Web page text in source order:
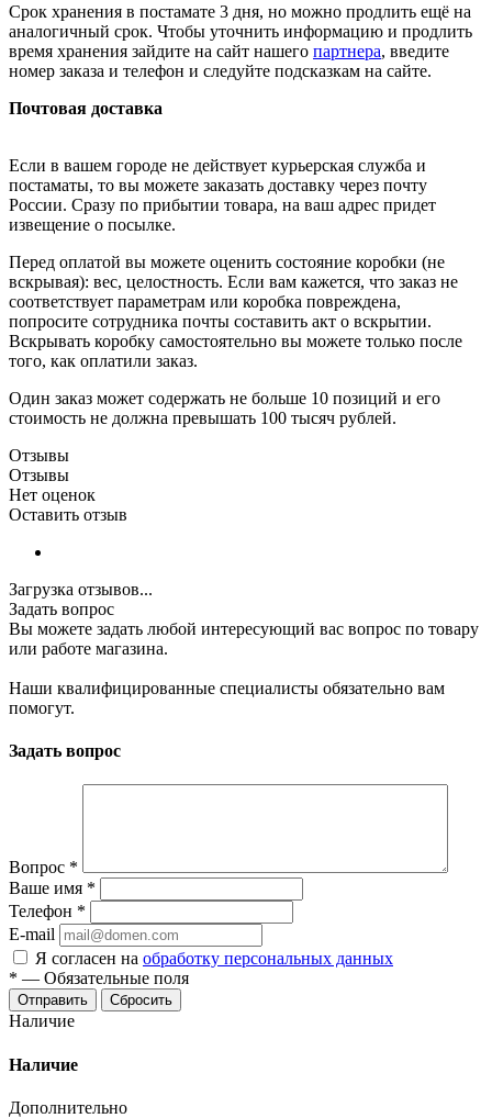
Срок хранения в постамате 3 дня, но можно продлить ещё на
аналогичный срок. Чтобы уточнить информацию и продлить
время хранения зайдите на сайт нашего партнера, введите
номер заказа и телефон и следуйте подсказкам на сайте.
Почтовая доставка
Если в вашем городе не действует курьерская служба и
постаматы, то вы можете заказать доставку через почту
России. Сразу по прибытии товара, на ваш адрес придет
извещение о посылке.
Перед оплатой вы можете оценить состояние коробки (не
вскрывая): вес, целостность. Если вам кажется, что заказ не
соответствует параметрам или коробка повреждена,
попросите сотрудника почты составить акт о вскрытии.
Вскрывать коробку самостоятельно вы можете только после
того, как оплатили заказ.
Один заказ может содержать не больше 10 позиций и его
стоимость не должна превышать 100 тысяч рублей.
Отзывы
Отзывы
Нет оценок
Оставить отзыв
Загрузка отзывов...
Задать вопрос
Вы можете задать любой интересующий вас вопрос по товару
или работе магазина.
Наши квалифицированные специалисты обязательно вам
помогут.
Задать вопрос
Вопрос *
Ваше имя *
Телефон *
E-mail
Я согласен на обработку персональных данных
* — Обязательные поля
Отправить Сбросить
Наличие
Наличие
Дополнительно